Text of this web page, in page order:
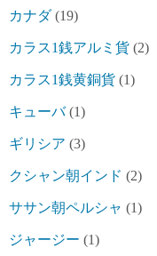
カナダ(19)
カラス1銭アルミ貨 (2)
カラス1銭黄銅貨 (1)
キューバ(1)
ギリシア (3)
クシャン朝インド (2)
ササン朝ペルシャ (1)
ジャージー (1)